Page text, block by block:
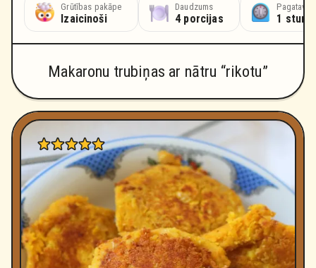
Grūtības pakāpe
Izaicinoši
Daudzums
4 porcijas 1
Makaronu trubiņas ar nātru “rikotu”